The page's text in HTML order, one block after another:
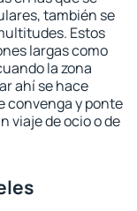
también se
Estos
largas como
la zona
ahí se hace
convenga y ponte
viaje de ocio o de